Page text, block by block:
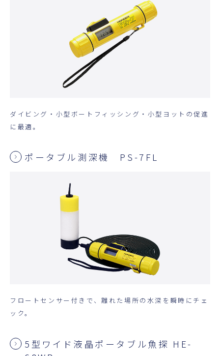
ダイビング・小型ボートフィッシング・小型ヨットの促進
に最適。
ポータブル測深機 PS-7FL
フロートセンサー付きで、離れた場所の水深を瞬時にチェ
ック。
5型ワイド液晶ポータブル魚探 HE-